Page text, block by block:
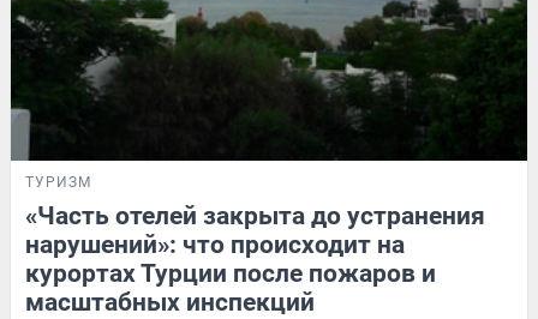
ТУРИЗМ
«Часть отелей закрыта до устранения
нарушений»: что происходит на
курортах Турции после пожаров и
масштабных инспекций